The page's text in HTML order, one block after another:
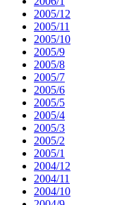
2005/12
2005/11
2005/10
2005/9
2005/8
2005/7
2005/6
2005/5
2005/4
2005/3
2005/2
2005/1
2004/12
2004/11
2004/10